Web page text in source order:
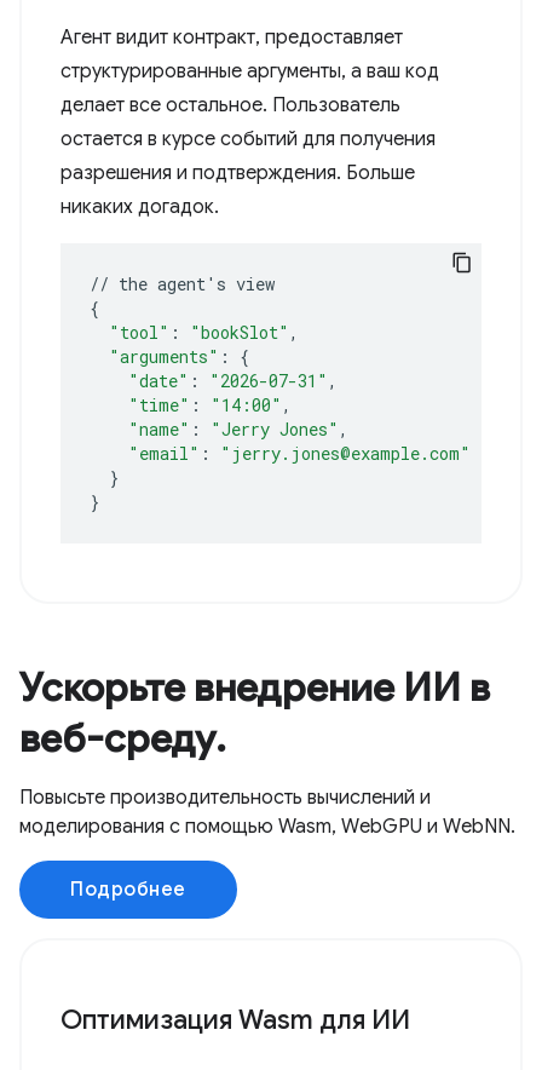
Агент видит контракт, предоставляет
структурированные аргументы, а ваш код
делает все остальное. Пользователь
остается в курсе событий для получения
разрешения и подтверждения. Больше
никаких догадок.
// the agent' s
{
"tool" : "bookSlot"
"arguments" :
{
"date" : "2026-07-31"
"time" : "14:00"
"name" : "Jerry Jones"
"email" :
"jerry.jones@example.com"
}
}
Ускорьте внедрение ИИ в
веб-среду.
Повысьте производительность вычислений и
моделирования с помощью Wasm, WebGPU и WebNN.
Подробнее
Оптимизация Wasm для ИИ